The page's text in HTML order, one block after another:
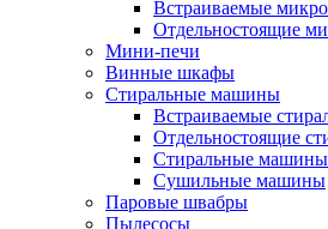
Встраиваемые
Отдельностоящие
Мини-печи
Винные шкафы
Стиральные машины
Встраиваемые
Отдельностоящие
Стиральные
Сушильные машины
Паровые швабры
Пылесосы